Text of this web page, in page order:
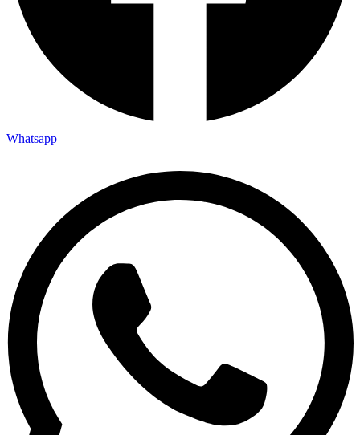
Whatsapp